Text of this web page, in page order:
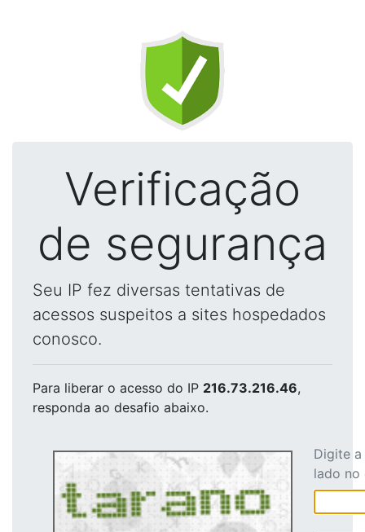
Verificação
de segurança
Seu IP fez diversas tentativas de
acessos suspeitos a sites hospedados
conosco.
Para liberar o acesso do IP 216.73.216.46,
responda ao desafio abaixo.
Digite
lado no